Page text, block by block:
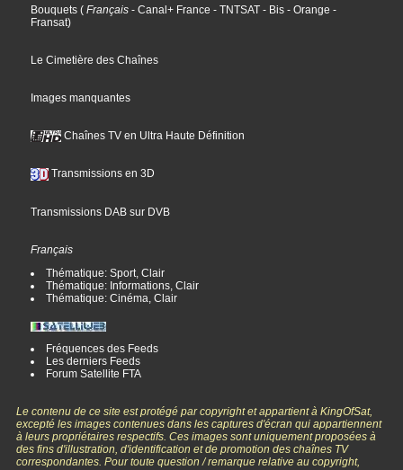
Bouquets ( Français - Canal+ France - TNTSAT - Bis - Orange -
Fransat)
Le Cimetière des Chaînes
Images manquantes
Chaînes TV en Ultra Haute Définition
Transmissions en 3D
Transmissions DAB sur DVB
Français
Thématique: Sport, Clair
Thématique: Informations, Clair
Thématique: Cinéma, Clair
Fréquences des Feeds
Les derniers Feeds
Forum Satellite FTA
Le contenu de ce site est protégé par copyright et appartient à KingOfSat,
excepté les images contenues dans les captures d'écran qui appartiennent
à leurs propriétaires respectifs. Ces images sont uniquement proposées à
des fins d'illustration, d'identification et de promotion des chaînes TV
correspondantes. Pour toute question / remarque relative au copyright,